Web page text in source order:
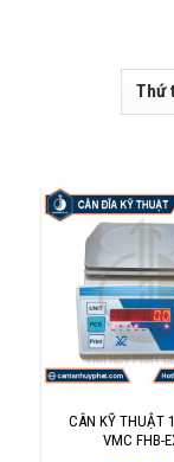
CÂN KỸ THUẬT
VMC FHB-